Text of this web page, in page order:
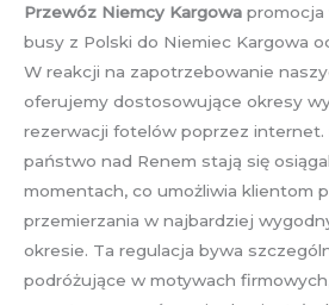
Przewóz Niemcy Kargowa promocja
busy z Polski do Niemiec Kargowa
W reakcji na zapotrzebowanie
oferujemy dostosowujące okresy
rezerwacji fotelów poprzez internet.
państwo nad Renem stają się
momentach, co umożliwia klientom
przemierzania w najbardziej
okresie. Ta regulacja bywa
podróżujące w motywach